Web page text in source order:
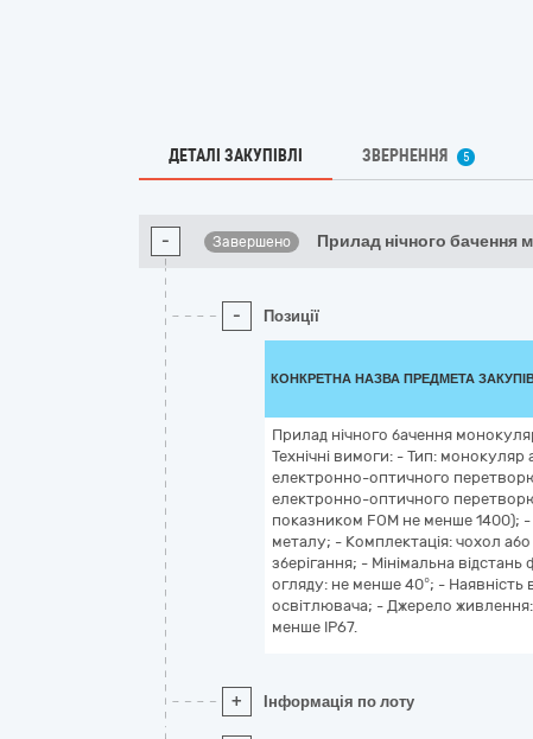
ДЕТАЛІ ЗАКУПІВЛІ ЗВЕРНЕННЯ 5
- Завершено Прилад нічного бачення
- Позиції
КОНКРЕТНА НАЗВА ПРЕДМЕТА
Прилад нічного бачення
Технічні вимоги: - Тип:
електронно-оптичного
електронно-оптичного
показником FOM не менше 1400);
металу; - Комплектація: чохол
зберігання; - Мінімальна
огляду: не менше 40°; - Наявність
освітлювача; - Джерело
менше IP67.
+ Інформація по лоту